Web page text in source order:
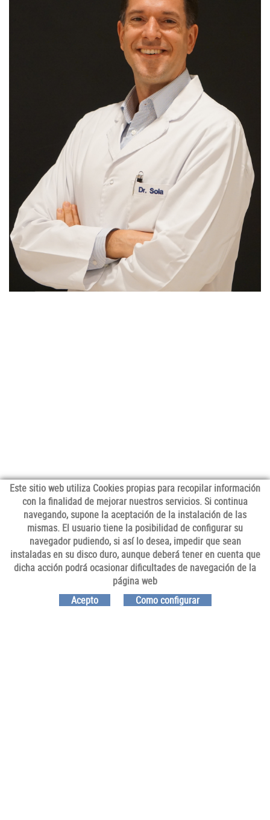
SÍGUENOS
Este sitio web utiliza Cookies propias para recopilar información
con la finalidad de mejorar nuestros servicios. Si continua
navegando, supone la aceptación de la instalación de las
mismas. El usuario tiene la posibilidad de configurar su
navegador pudiendo, si así lo desea, impedir que sean
instaladas en su disco duro, aunque deberá tener en cuenta que
dicha acción podrá ocasionar dificultades de navegación de la
página web
Acepto
Como configurar